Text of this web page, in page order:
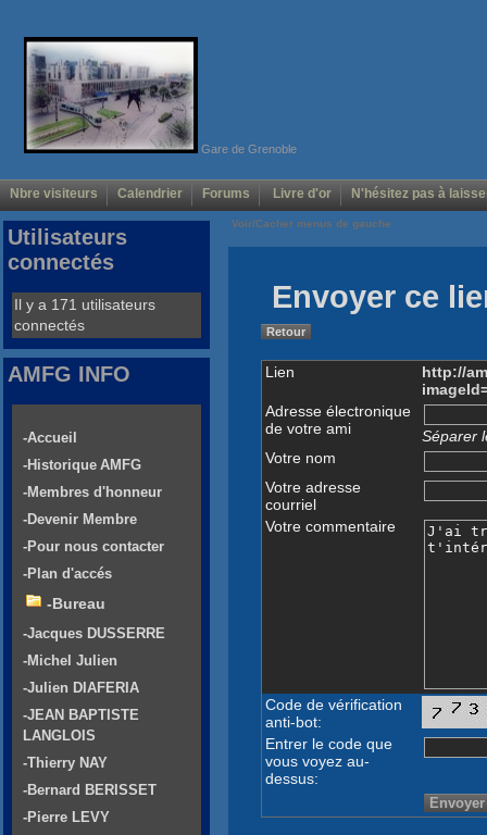
Gare de Grenoble
Nbre visiteurs Calendrier Forums Livre d'or N'hésitez pas à
Voir/Cacher menus de gauche
Envoyer ce
Retour
Lien
http://
Adresse électronique
de votre ami
Séparer
Votre nom
Votre adresse
courriel
Votre commentaire
Code de vérification
anti-bot:
Entrer le code que
vous voyez au-
dessus:
Utilisateurs
connectés
Il y a 171 utilisateurs
connectés
AMFG INFO
-Accueil
-Historique AMFG
-Membres d'honneur
-Devenir Membre
-Pour nous contacter
-Plan d'accés
-Bureau
-Jacques DUSSERRE
-Michel Julien
-Julien DIAFERIA
-JEAN BAPTISTE
LANGLOIS
-Thierry NAY
-Bernard BERISSET
-Pierre LEVY